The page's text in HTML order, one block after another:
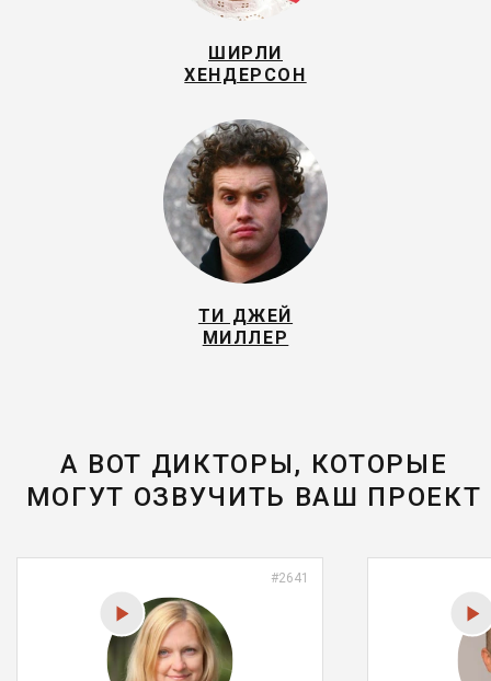
ШИРЛИ
ХЕНДЕРСОН
ТИ ДЖЕЙ
МИЛЛЕР
А ВОТ ДИКТОРЫ, КОТОРЫЕ
МОГУТ ОЗВУЧИТЬ ВАШ ПРОЕКТ
#2641